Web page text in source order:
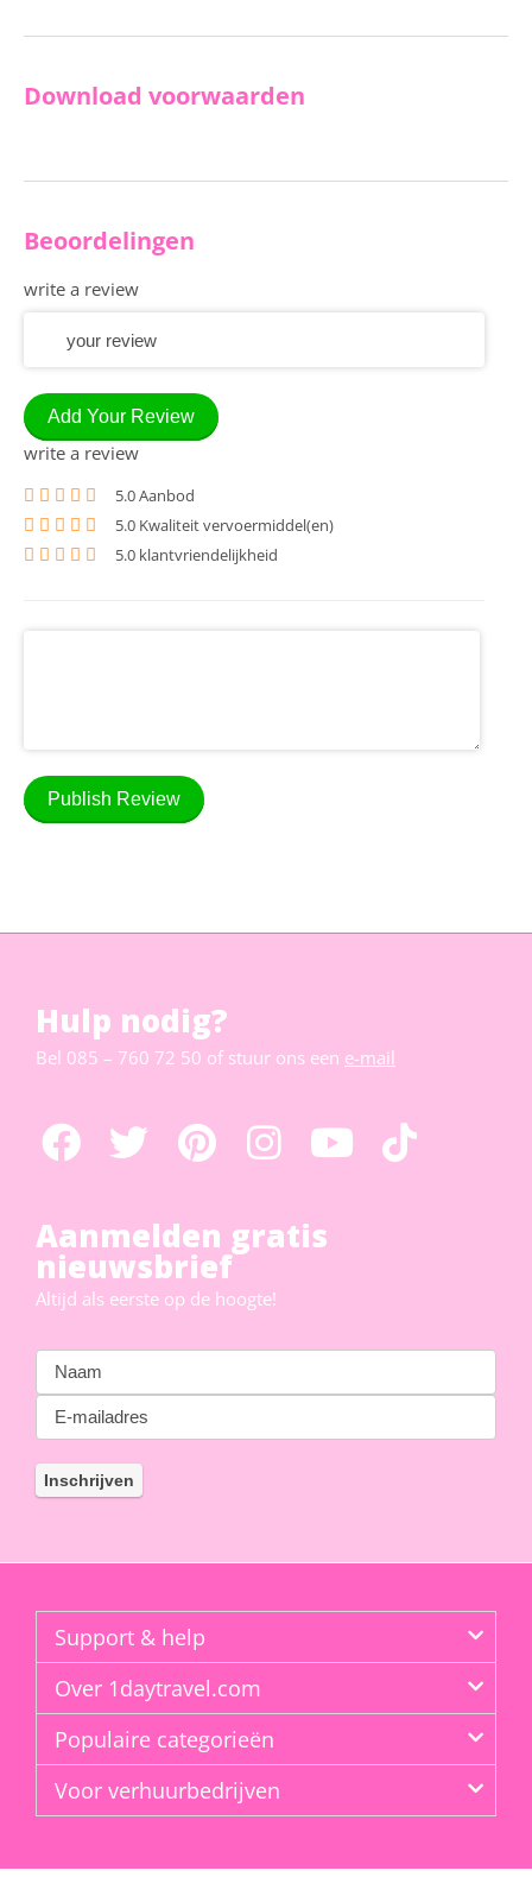
Download voorwaarden
Beoordelingen
write a review
Add Your Review
write a review
5.0 Aanbod
5.0 Kwaliteit vervoermiddel(en)
5.0 klantvriendelijkheid
Publish Review
Hulp nodig?
Bel 085 – 760 72 50 of stuur ons een e-mail
Aanmelden gratis
nieuwsbrief
Altijd als eerste op de hoogte!
Support & help
Over 1daytravel.com
Populaire categorieën
Voor verhuurbedrijven